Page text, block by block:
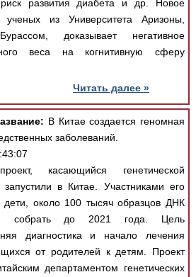
развития диабета и др. Новое
ученых из Университета Аризоны,
доказывает негативное
веса на когнитивную сферу
Читать далее »
В Китае создается геномная
заболеваний.
касающийся генетической
в Китае. Участниками его
дети, около 100 тысяч образцов ДНК
собрать до 2021 года. Цель
диагностика и начало лечения
от родителей к детям. Проект
департаментом генетических